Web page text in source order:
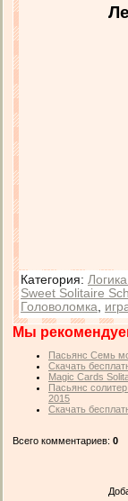
Категория:
Sweet Solitaire
Головоломка
Мы
Пасьянс Семь
Скачать
Magic Cards
Пасьянс
2015
Скачать
Всего комментариев: 0